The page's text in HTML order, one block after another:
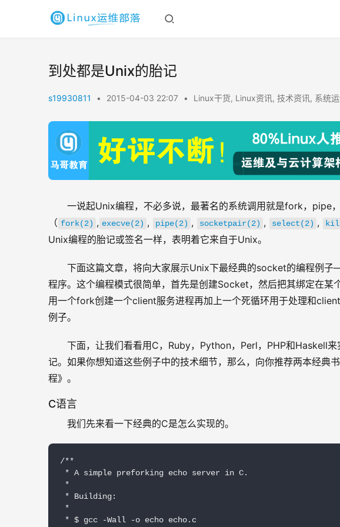
到处都是Unix的胎记
s19930811 • 2015-04-03 22:07 • Linux干货, Linux资讯, 技术资讯, 系统
一说起Unix编程，不必多说，最著名的系统调用就是fork，pipe
（ fork(2) , execve(2) , pipe(2) , socketpair(2) , select(2) ,
Unix编程的胎记或签名一样，表明着它来自于Unix。
下面这篇文章，将向大家展示Unix下最经典的socket的编程例
程序。这个编程模式很简单，首先是创建Socket，然后把其绑定在
用一个fork创建一个client服务进程再加上一个死循环用于处理和
例子。
下面，让我们看看用C，Ruby，Python，Perl，PHP和Haskell
记。如果你想知道这些例子中的技术细节，那么，向你推荐两本经
程》。
C语言
我们先来看一下经典的C是怎么实现的。
/**
* A simple preforking echo server in C.
*
* Building:
*
* $ gcc -Wall -o echo echo.c